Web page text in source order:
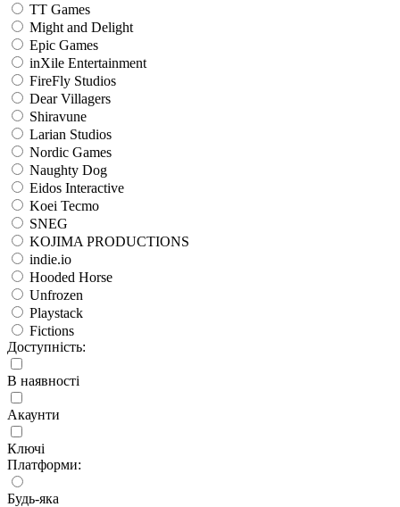
TT Games
Might and Delight
Epic Games
inXile Entertainment
FireFly Studios
Dear Villagers
Shiravune
Larian Studios
Nordic Games
Naughty Dog
Eidos Interactive
Koei Tecmo
SNEG
KOJIMA PRODUCTIONS
indie.io
Hooded Horse
Unfrozen
Playstack
Fictions
Доступність:
В наявності
Акаунти
Ключі
Платформи:
Будь-яка